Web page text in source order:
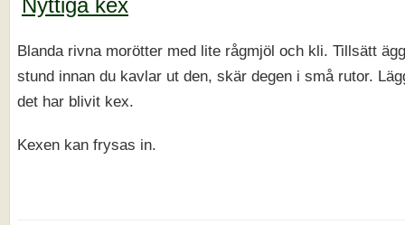
Nyttiga kex
Blanda rivna morötter med lite rågmjöl och kli. Tillsätt
stund innan du kavlar ut den, skär degen i små rutor.
det har blivit kex.
Kexen kan frysas in.